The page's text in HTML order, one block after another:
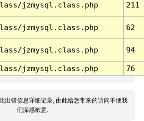
jzmysql.class.php 211
jzmysql.class.php 62
jzmysql.class.php 94
jzmysql.class.php 76
出错信息详细记录, 由此给您带来的访问不便我
们深感歉意.